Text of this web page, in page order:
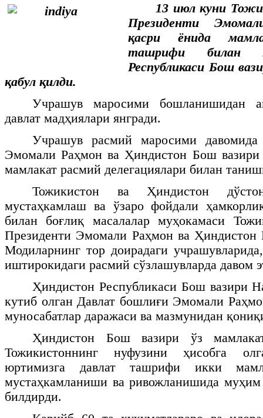
13 июл куни
Президенти
қасри ёнида
ташрифи билан
Республикаси Бош
қабул қилди.
Учрашув маросими бошланишидан
давлат мадҳиялари янгради.
Учрашув расмий маросими давомида
Эмомали Раҳмон ва Ҳиндистон Бош
мамлакат расмий делегациялари билан
Тожикистон ва Ҳиндистон
мустаҳкамлаш ва ўзаро фойдали
билан боғлиқ масалалар муҳокамаси
Президенти Эмомали Раҳмон ва Ҳиндистон
Модиларнинг тор доирадаги
иштирокидаги расмий сўзлашувларда давом
Ҳиндистон Республикаси Бош вазири
кутиб олган Давлат бошлиғи Эмомали
муносабатлар даражаси ва мазмунидан
Ҳиндистон Бош вазири ўз
Тожикистоннинг нуфузини ҳисобга
юртимизга давлат ташрифи икки
мустаҳкамланиши ва ривожланишида
билдирди.